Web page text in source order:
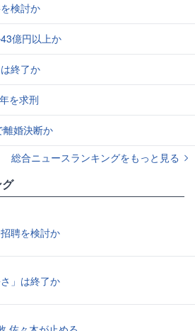
検討か
億円以上か
終了か
を求刑
離婚決断か
総合ニュースランキングをもっと見る
聘を検討か
」は終了か